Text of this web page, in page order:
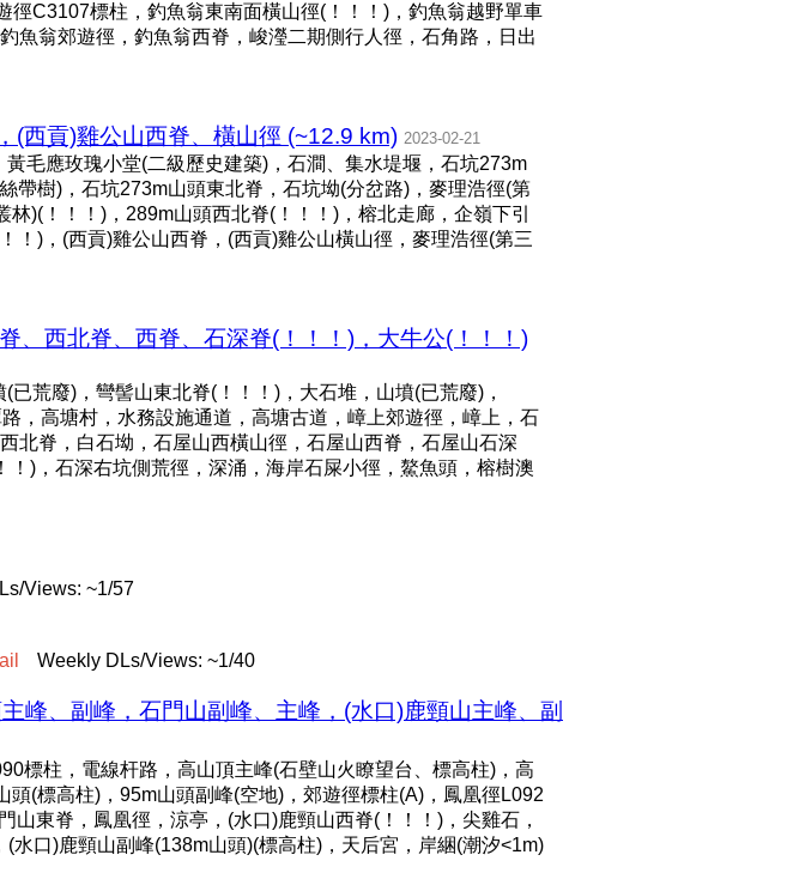
C3107標柱，釣魚翁東南面橫山徑(！！！)，釣魚翁越野單車
魚翁郊遊徑，釣魚翁西脊，峻瀅二期側行人徑，石角路，日出
(西貢)雞公山西脊、橫山徑 (~12.9 km) 2023-02-21
毛應玫瑰小堂(二級歷史建築)，石澗、集水堤堰，石坑273m
帶樹)，石坑273m山頭東北脊，石坑坳(分岔路)，麥理浩徑(第
)(！！！)，289m山頭西北脊(！！！)，榕北走廊，企嶺下引
！)，(西貢)雞公山西脊，(西貢)雞公山橫山徑，麥理浩徑(第三
、西北脊、西脊、石深脊(！！！)，大牛公(！！！)
荒廢)，彎髻山東北脊(！！！)，大石堆，山墳(已荒廢)，
，高塘村，水務設施通道，高塘古道，嶂上郊遊徑，嶂上，石
北脊，白石坳，石屋山西橫山徑，石屋山西脊，石屋山石深
)，石深右坑側荒徑，深涌，海岸石屎小徑，鰲魚頭，榕樹澳
Views: ~1/57
Weekly DLs/Views: ~1/40
峰、副峰，石門山副峰、主峰，(水口)鹿頸山主峰、副
標柱，電線杆路，高山頂主峰(石壁山火瞭望台、標高柱)，高
(標高柱)，95m山頭副峰(空地)，郊遊徑標柱(A)，鳳凰徑L092
東脊，鳳凰徑，涼亭，(水口)鹿頸山西脊(！！！)，尖雞石，
口)鹿頸山副峰(138m山頭)(標高柱)，天后宮，岸綑(潮汐<1m)